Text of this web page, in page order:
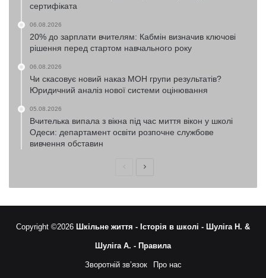
сертифіката
06.08.2026
20% до зарплати вчителям: Кабмін визначив ключові
рішення перед стартом навчального року
06.08.2026
Чи скасовує новий наказ МОН групи результатів?
Юридичний аналіз нової системи оцінювання
05.08.2026
Вчителька випала з вікна під час миття вікон у школі
Одеси: департамент освіти розпочне службове
вивчення обставин
ПопередняНаступна
Copyright ©2026 Шкільне життя - Історія в школі - Шуліга Н. &
Шуліга А. - Правила
Зворотній зв’язок Про нас